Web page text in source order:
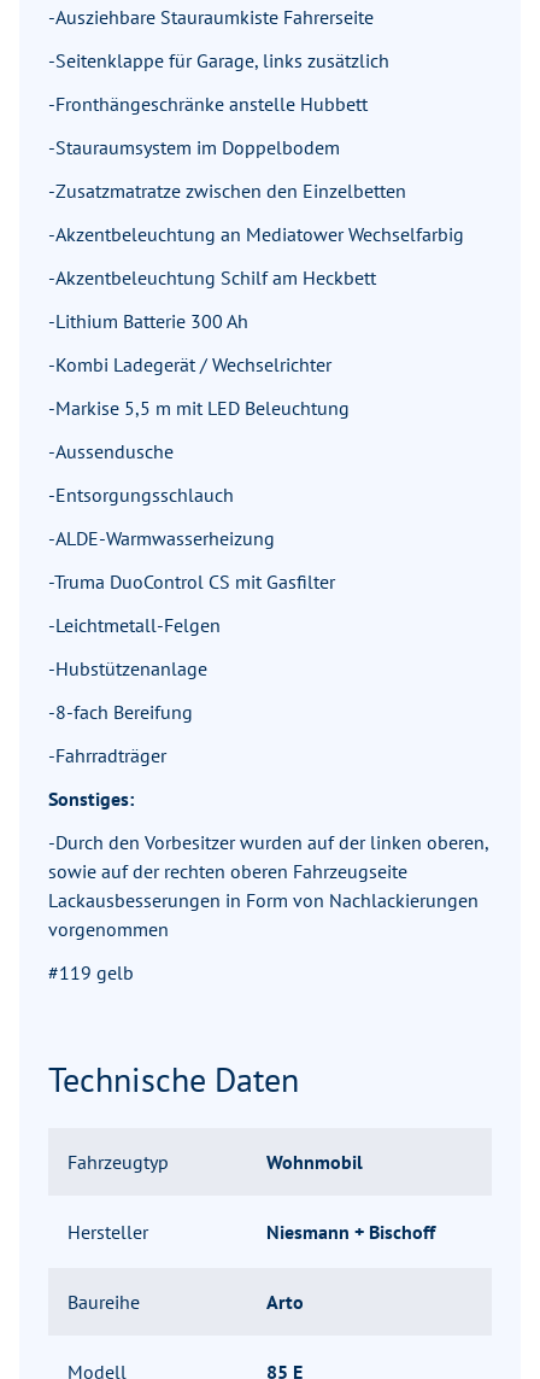
-Ausziehbare Stauraumkiste Fahrerseite
-Seitenklappe für Garage, links zusätzlich
-Fronthängeschränke anstelle Hubbett
-Stauraumsystem im Doppelbodem
-Zusatzmatratze zwischen den Einzelbetten
-Akzentbeleuchtung an Mediatower Wechselfarbig
-Akzentbeleuchtung Schilf am Heckbett
-Lithium Batterie 300 Ah
-Kombi Ladegerät / Wechselrichter
-Markise 5,5 m mit LED Beleuchtung
-Aussendusche
-Entsorgungsschlauch
-ALDE-Warmwasserheizung
-Truma DuoControl CS mit Gasfilter
-Leichtmetall-Felgen
-Hubstützenanlage
-8-fach Bereifung
-Fahrradträger
Sonstiges:
-Durch den Vorbesitzer wurden auf der linken oberen,
sowie auf der rechten oberen Fahrzeugseite
Lackausbesserungen in Form von Nachlackierungen
vorgenommen
#119 gelb
Technische Daten
Fahrzeugtyp Wohnmobil
Hersteller Niesmann + Bischoff
Baureihe Arto
Modell 85 E